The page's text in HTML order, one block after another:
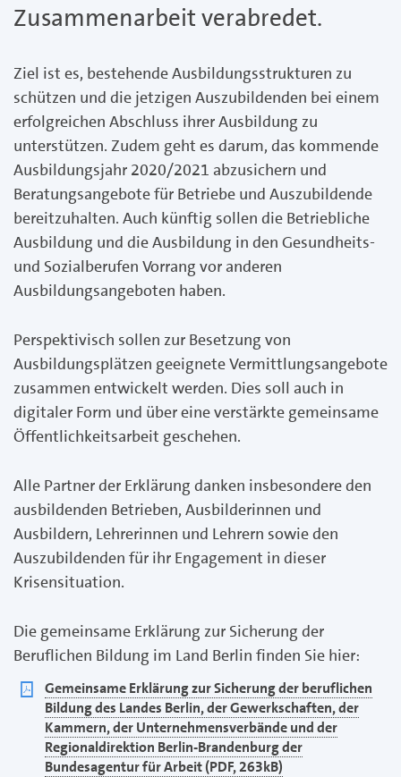
Zusammenarbeit verabredet.
Ziel ist es, bestehende Ausbildungsstrukturen zu
schützen und die jetzigen Auszubildenden bei einem
erfolgreichen Abschluss ihrer Ausbildung zu
unterstützen. Zudem geht es darum, das kommende
Ausbildungsjahr 2020/2021 abzusichern und
Beratungsangebote für Betriebe und Auszubildende
bereitzuhalten. Auch künftig sollen die Betriebliche
Ausbildung und die Ausbildung in den Gesundheits-
und Sozialberufen Vorrang vor anderen
Ausbildungsangeboten haben.
Perspektivisch sollen zur Besetzung von
Ausbildungsplätzen geeignete Vermittlungsangebote
zusammen entwickelt werden. Dies soll auch in
digitaler Form und über eine verstärkte gemeinsame
Öffentlichkeitsarbeit geschehen.
Alle Partner der Erklärung danken insbesondere den
ausbildenden Betrieben, Ausbilderinnen und
Ausbildern, Lehrerinnen und Lehrern sowie den
Auszubildenden für ihr Engagement in dieser
Krisensituation.
Die gemeinsame Erklärung zur Sicherung der
Beruflichen Bildung im Land Berlin finden Sie hier:
pdf
Gemeinsame Erklärung zur Sicherung der beruflichen
Bildung des Landes Berlin, der Gewerkschaften, der
Kammern, der Unternehmensverbände und der
Regionaldirektion Berlin-Brandenburg der
Bundesagentur für Arbeit (PDF, 263kB)